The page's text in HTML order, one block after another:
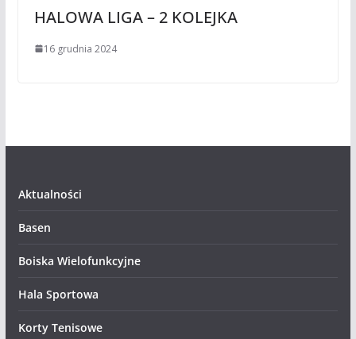
HALOWA LIGA – 2 KOLEJKA
16 grudnia 2024
Aktualności
Basen
Boiska Wielofunkcyjne
Hala Sportowa
Korty Tenisowe